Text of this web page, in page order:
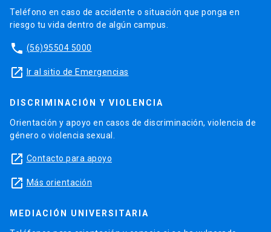
Teléfono en caso de accidente o situación que ponga en
riesgo tu vida dentro de algún campus.
phone (56)95504 5000
launch Ir al sitio de Emergencias
DISCRIMINACIÓN Y VIOLENCIA
Orientación y apoyo en casos de discriminación, violencia de
género o violencia sexual.
launch Contacto para apoyo
launch Más orientación
MEDIACIÓN UNIVERSITARIA